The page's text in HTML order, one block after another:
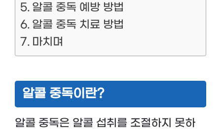
알콜 중독 예방 방법
알콜 중독 치료 방법
마치며
알콜 중독이란?
알콜 중독은 알콜 섭취를 조절하지 못하